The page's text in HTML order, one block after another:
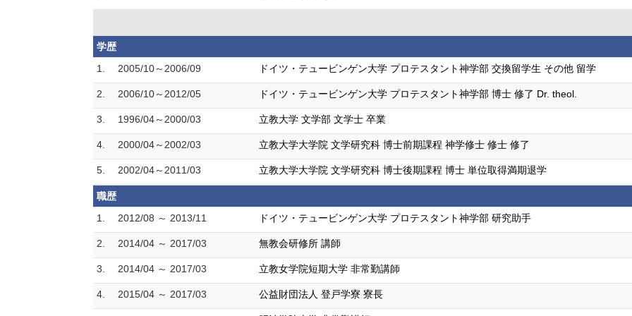
学歴
1.
2005/10～2006/09 ドイツ・テュービンゲン大学 プロテスタント神学部 交換留学生 その他 留学
2. 2006/10～2012/05 ドイツ・テュービンゲン大学 プロテスタント神学部 博士 修了 Dr. theol.
3. 1996/04～2000/03 立教大学 文学部 文学士 卒業
4. 2000/04～2002/03 立教大学大学院 文学研究科 博士前期課程 神学修士 修士 修了
5. 2002/04～2011/03 立教大学大学院 文学研究科 博士後期課程 博士 単位取得満期退学
職歴
1.
2012/08 ～ 2013/11 ドイツ・テュービンゲン大学 プロテスタント神学部 研究助手
2. 2014/04 ～ 2017/03 無教会研修所 講師
3. 2014/04 ～ 2017/03 立教女学院短期大学 非常勤講師
4. 2015/04 ～ 2017/03 公益財団法人 登戸学寮 寮長